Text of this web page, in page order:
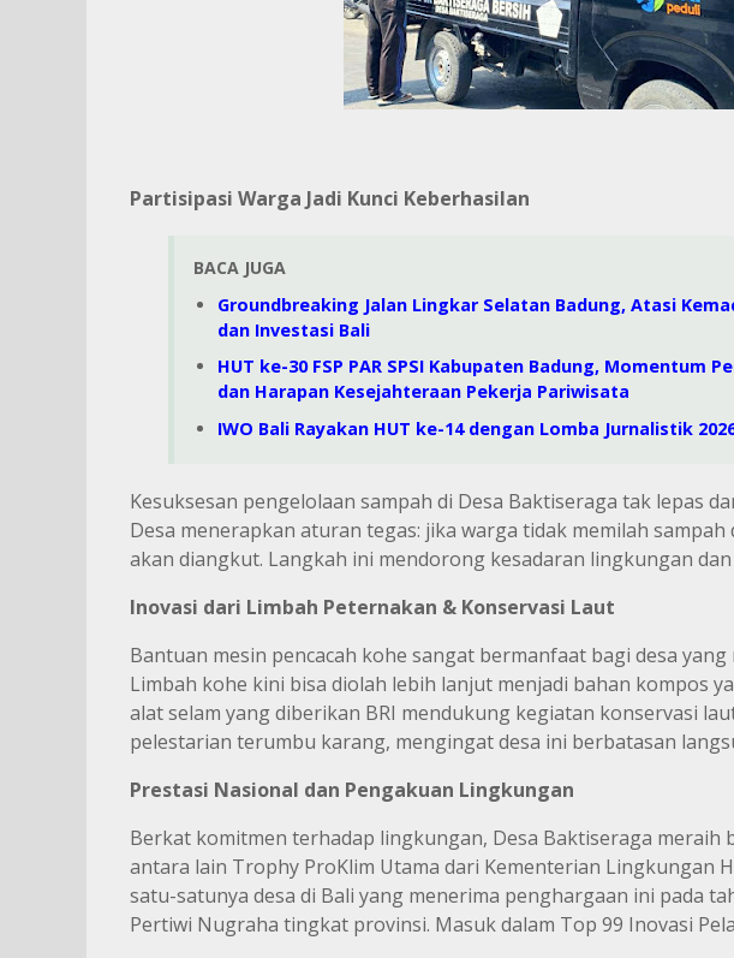
Partisipasi Warga Jadi Kunci Keberhasilan
BACA JUGA
Groundbreaking Jalan Lingkar Selatan Badung, Atasi
dan Investasi Bali
HUT ke-30 FSP PAR SPSI Kabupaten Badung, Momentum
dan Harapan Kesejahteraan Pekerja Pariwisata
IWO Bali Rayakan HUT ke-14 dengan Lomba Jurnalistik
Kesuksesan pengelolaan sampah di Desa Baktiseraga tak lepas
Desa menerapkan aturan tegas: jika warga tidak memilah
akan diangkut. Langkah ini mendorong kesadaran lingkungan
Inovasi dari Limbah Peternakan & Konservasi Laut
Bantuan mesin pencacah kohe sangat bermanfaat bagi desa
Limbah kohe kini bisa diolah lebih lanjut menjadi bahan kompos
alat selam yang diberikan BRI mendukung kegiatan konservasi
pelestarian terumbu karang, mengingat desa ini berbatasan
Prestasi Nasional dan Pengakuan Lingkungan
Berkat komitmen terhadap lingkungan, Desa Baktiseraga meraih
antara lain Trophy ProKlim Utama dari Kementerian Lingkungan
satu-satunya desa di Bali yang menerima penghargaan ini pada
Pertiwi Nugraha tingkat provinsi. Masuk dalam Top 99 Inovasi